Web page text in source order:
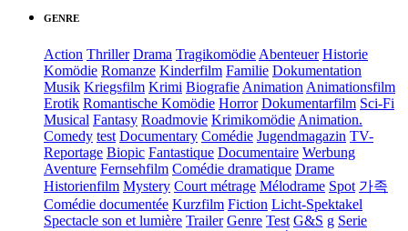
GENRE
Action Thriller Drama Tragikomödie Abenteuer Historie
Komödie Romanze Kinderfilm Familie Dokumentation
Musik Kriegsfilm Krimi Biografie Animation Animationsfilm
Erotik Romantische Komödie Horror Dokumentarfilm Sci-Fi
Musical Fantasy Roadmovie Krimikomödie Animation.
Comedy test Documentary Comédie Jugendmagazin TV-
Reportage Biopic Fantastique Documentaire Werbung
Aventure Fernsehfilm Comédie dramatique Drame
Historienfilm Mystery Court métrage Mélodrame Spot 가족
Comédie documentée Kurzfilm Fiction Licht-Spektakel
Spectacle son et lumière Trailer Genre Test G&S g Serie